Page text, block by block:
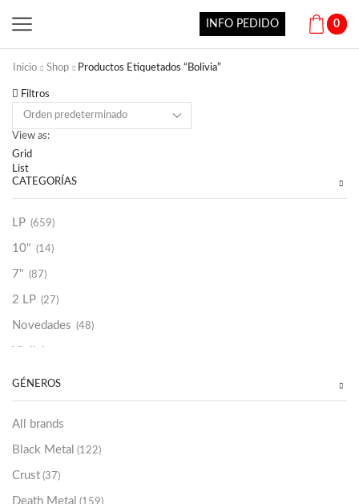
INFO PEDIDO 0
Inicio Shop Productos Etiquetados “Bolivia”
Filtros
View as:
Grid
List
CATEGORÍAS
LP (659)
10" (14)
7" (87)
2 LP (27)
Novedades (48)
Vinilako
Sold Out
GÉNEROS
All brands
Black Metal (122)
Crust (37)
Death Metal (159)